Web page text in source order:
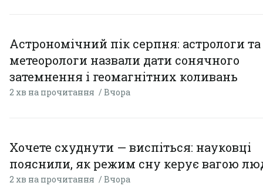
Астрономічний пік серпня: астрологи та
метеорологи назвали дати сонячного
затемнення і геомагнітних коливань
2 хв на прочитання Вчора
Хочете схуднути — виспіться: науковці
пояснили, як режим сну керує вагою
2 хв на прочитання Вчора